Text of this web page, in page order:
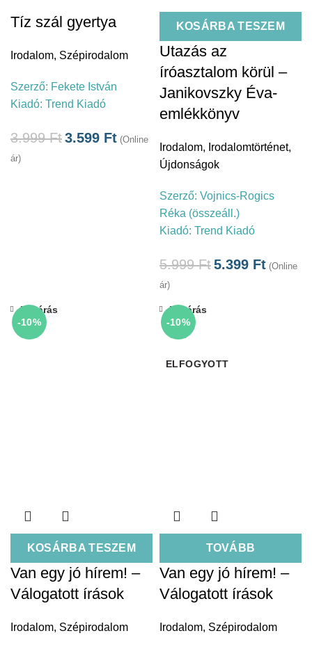
Tíz szál gyertya
Irodalom, Szépirodalom
Szerző: Fekete István
Kiadó: Trend Kiadó
3.999Ft3.599 Ft (Online
ár)
KOSÁRBA TESZEM
Utazás az
íróasztalom körül –
Janikovszky Éva-
emlékkönyv
Irodalom, Irodalomtörténet,
Újdonságok
Szerző: Vojnics-Rogics
Réka (összeáll.)
Kiadó: Trend Kiadó
5.999Ft5.399 Ft (Online
ár)
-10%
KOSÁRBA TESZEM
Bezárás
Van egy jó hírem! –
Válogatott írások
Irodalom, Szépirodalom
-10%
ELFOGYOTT
TOVÁBB
Bezárás
Van egy jó hírem! –
Válogatott írások
Irodalom, Szépirodalom